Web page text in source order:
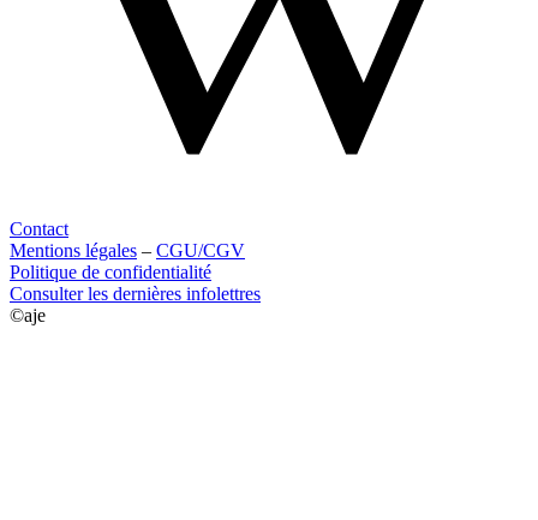
Contact
Mentions légales – CGU/CGV
Politique de confidentialité
Consulter les dernières infolettres
©aje